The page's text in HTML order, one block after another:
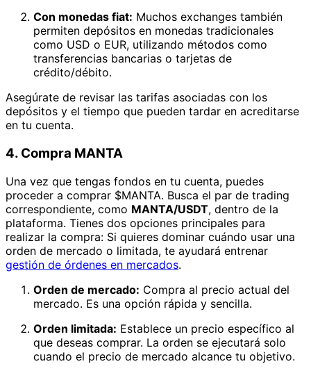
Con monedas fiat: Muchos exchanges también
permiten depósitos en monedas tradicionales
como USD o EUR, utilizando métodos como
transferencias bancarias o tarjetas de
crédito/débito.
Asegúrate de revisar las tarifas asociadas con los
depósitos y el tiempo que pueden tardar en acreditarse
en tu cuenta.
4. Compra MANTA
Una vez que tengas fondos en tu cuenta, puedes
proceder a comprar $MANTA. Busca el par de trading
correspondiente, como MANTA/USDT, dentro de la
plataforma. Tienes dos opciones principales para
realizar la compra: Si quieres dominar cuándo usar una
orden de mercado o limitada, te ayudará entrenar
gestión de órdenes en mercados.
Orden de mercado: Compra al precio actual del
mercado. Es una opción rápida y sencilla.
Orden limitada: Establece un precio específico al
que deseas comprar. La orden se ejecutará solo
cuando el precio de mercado alcance tu objetivo.